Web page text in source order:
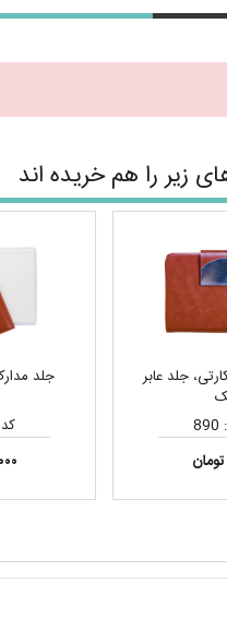
زیر را هم خریده اند
جلد عابر
جلد
کد